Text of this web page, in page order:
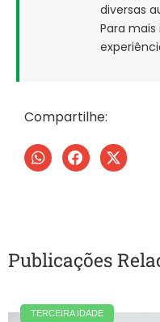
diversas
Para
Compartilhe:
Publicações
TERCEIRA IDADE